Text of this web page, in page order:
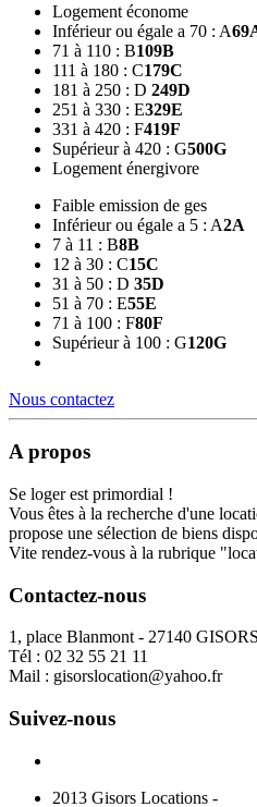
Logement économe
Inférieur ou égale a 70 : A69
71 à 110 : B109B
111 à 180 : C179C
181 à 250 : D 249D
251 à 330 : E329E
331 à 420 : F419F
Supérieur à 420 : G500G
Logement énergivore
Faible emission de ges
Inférieur ou égale a 5 : A2A
7 à 11 : B8B
12 à 30 : C15C
31 à 50 : D 35D
51 à 70 : E55E
71 à 100 : F80F
Supérieur à 100 : G120G
Nous contactez
A propos
Se loger est primordial !
Vous êtes à la recherche d'une
propose une sélection de biens
Vite rendez-vous à la rubrique
Contactez-nous
1, place Blanmont - 27140 GISORS
Tél : 02 32 55 21 11
Mail : gisorslocation@yahoo.fr
Suivez-nous
2013 Gisors Locations -